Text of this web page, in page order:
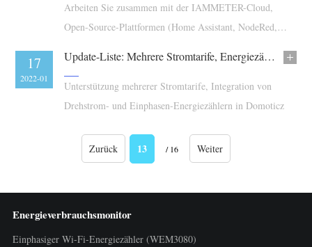
Arbeiten Sie zusammen mit der IAMMETER-Cloud,
Open-Source-Plattformen (Home Assistant, NodeRed,
17
2022-01
Update-Liste: Mehrere Stromtarife, Energiezähler in Domoticz integrieren
Unterstützung mehrerer Stromtarife, Integration von
Drehstrom- und Einphasen-Energiezählern in Domoticz
Zurück 13 / 16 Weiter
Energieverbrauchsmonitor
Einphasiger Wi-Fi-Energiezähler (WEM3080)